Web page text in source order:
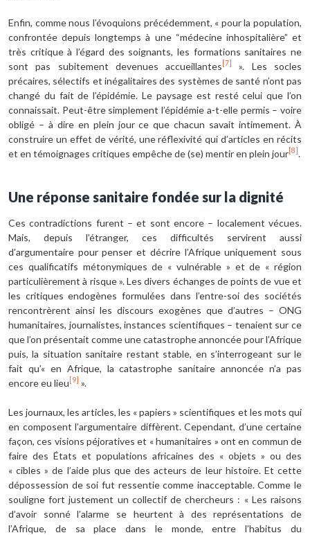
Enfin, comme nous l’évoquions précédemment, « pour la population,
confrontée depuis longtemps à une “médecine inhospitalière” et
très critique à l’égard des soignants, les formations sanitaires ne
sont pas subitement devenues accueillantes [7]
». Les socles
précaires, sélectifs et inégalitaires des systèmes de santé n’ont pas
changé du fait de l’épidémie. Le paysage est resté celui que l’on
connaissait. Peut-être simplement l’épidémie a-t-elle permis – voire
obligé – à dire en plein jour ce que chacun savait intimement. À
construire un effet de vérité, une réflexivité qui d’articles en récits
et en témoignages critiques empêche de (se) mentir en plein jour [8] .
Une réponse sanitaire fondée sur la dignité
Ces contradictions furent – et sont encore – localement vécues.
Mais, depuis l’étranger, ces difficultés servirent aussi
d’argumentaire pour penser et décrire l’Afrique uniquement sous
ces qualificatifs métonymiques de « vulnérable » et de « région
particulièrement à risque ». Les divers échanges de points de vue et
les critiques endogènes formulées dans l’entre-soi des sociétés
rencontrèrent ainsi les discours exogènes que d’autres – ONG
humanitaires, journalistes, instances scientifiques – tenaient sur ce
que l’on présentait comme une catastrophe annoncée pour l’Afrique
puis, la situation sanitaire restant stable, en s’interrogeant sur le
fait qu’« en Afrique, la catastrophe sanitaire annoncée n’a pas
encore eu lieu [9] ».
Les journaux, les articles, les « papiers » scientifiques et les mots qui
en composent l’argumentaire diffèrent. Cependant, d’une certaine
façon, ces visions péjoratives et « humanitaires » ont en commun de
faire des États et populations africaines des « objets » ou des
« cibles » de l’aide plus que des acteurs de leur histoire. Et cette
dépossession de soi fut ressentie comme inacceptable. Comme le
souligne fort justement un collectif de chercheurs : « Les raisons
d’avoir sonné l’alarme se heurtent à des représentations de
l’Afrique, de sa place dans le monde, entre l’habitus du